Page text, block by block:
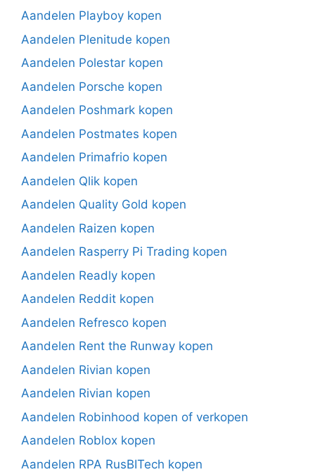
Aandelen Playboy kopen
Aandelen Plenitude kopen
Aandelen Polestar kopen
Aandelen Porsche kopen
Aandelen Poshmark kopen
Aandelen Postmates kopen
Aandelen Primafrio kopen
Aandelen Qlik kopen
Aandelen Quality Gold kopen
Aandelen Raizen kopen
Aandelen Rasperry Pi Trading kopen
Aandelen Readly kopen
Aandelen Reddit kopen
Aandelen Refresco kopen
Aandelen Rent the Runway kopen
Aandelen Rivian kopen
Aandelen Rivian kopen
Aandelen Robinhood kopen of verkopen
Aandelen Roblox kopen
Aandelen RPA RusBITech kopen